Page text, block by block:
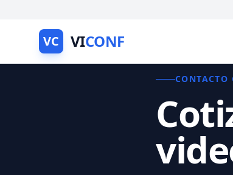
VC VICONF
CONTACTO